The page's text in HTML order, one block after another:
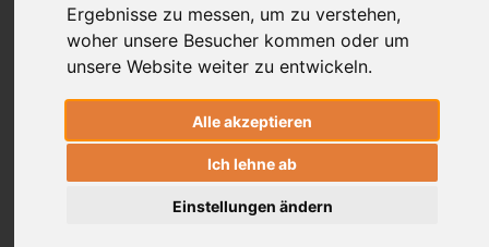
Ergebnisse zu messen, um zu verstehen,
woher unsere Besucher kommen oder um
unsere Website weiter zu entwickeln.
Alle akzeptieren
Ich lehne ab
Einstellungen ändern
Passwort vergessen / Registrieren